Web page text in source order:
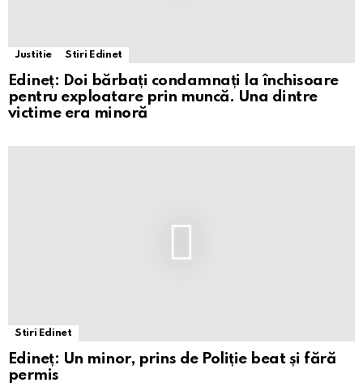
Justitie Stiri Edinet
Edineț: Doi bărbați condamnați la închisoare
pentru exploatare prin muncă. Una dintre
victime era minoră
Stiri Edinet
Edineț: Un minor, prins de Poliție beat și fără
permis